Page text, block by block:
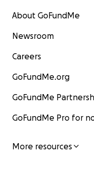
About GoFundMe
Newsroom
Careers
GoFundMe.org
GoFundMe
GoFundMe Pro for
More resources